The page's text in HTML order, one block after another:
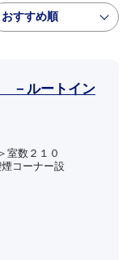
おすすめ順
－ルートイン